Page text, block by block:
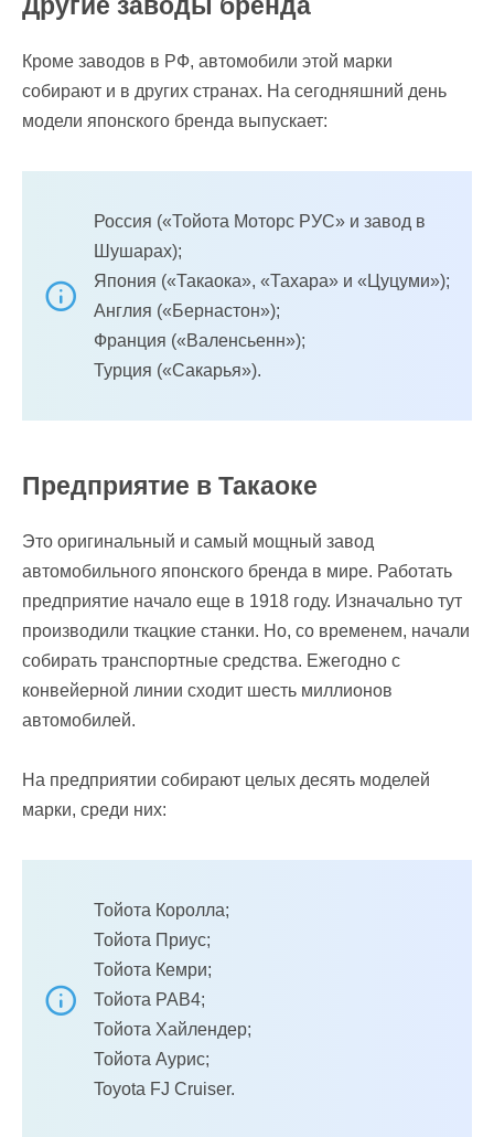
Другие заводы бренда
Кроме заводов в РФ, автомобили этой марки
собирают и в других странах. На сегодняшний день
модели японского бренда выпускает:
Россия («Тойота Моторс РУС» и завод в
Шушарах);
Япония («Такаока», «Тахара» и «Цуцуми»);
Англия («Бернастон»);
Франция («Валенсьенн»);
Турция («Сакарья»).
Предприятие в Такаоке
Это оригинальный и самый мощный завод
автомобильного японского бренда в мире. Работать
предприятие начало еще в 1918 году. Изначально тут
производили ткацкие станки. Но, со временем, начали
собирать транспортные средства. Ежегодно с
конвейерной линии сходит шесть миллионов
автомобилей.
На предприятии собирают целых десять моделей
марки, среди них:
Тойота Королла;
Тойота Приус;
Тойота Кемри;
Тойота РАВ4;
Тойота Хайлендер;
Тойота Аурис;
Toyota FJ Cruiser.